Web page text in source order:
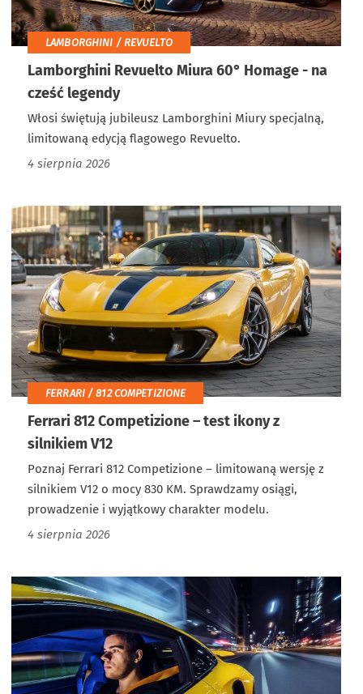
LAMBORGHINI / REVUELTO
Lamborghini Revuelto Miura 60° Homage - na
cześć legendy
Włosi świętują jubileusz Lamborghini Miury specjalną,
limitowaną edycją flagowego Revuelto.
4 sierpnia 2026
FERRARI / 812 COMPETIZIONE
Ferrari 812 Competizione – test ikony z
silnikiem V12
Poznaj Ferrari 812 Competizione – limitowaną wersję z
silnikiem V12 o mocy 830 KM. Sprawdzamy osiągi,
prowadzenie i wyjątkowy charakter modelu.
4 sierpnia 2026